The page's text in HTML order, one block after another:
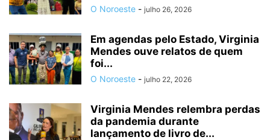
O Noroeste - julho 26, 2026
Em agendas pelo Estado, Virginia
Mendes ouve relatos de quem
foi...
O Noroeste - julho 22, 2026
Virginia Mendes relembra perdas
da pandemia durante
lançamento de livro de...